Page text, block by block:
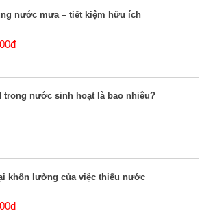
nước mưa – tiết kiệm hữu ích
trong nước sinh hoạt là bao nhiêu?
khôn lường của việc thiếu nước